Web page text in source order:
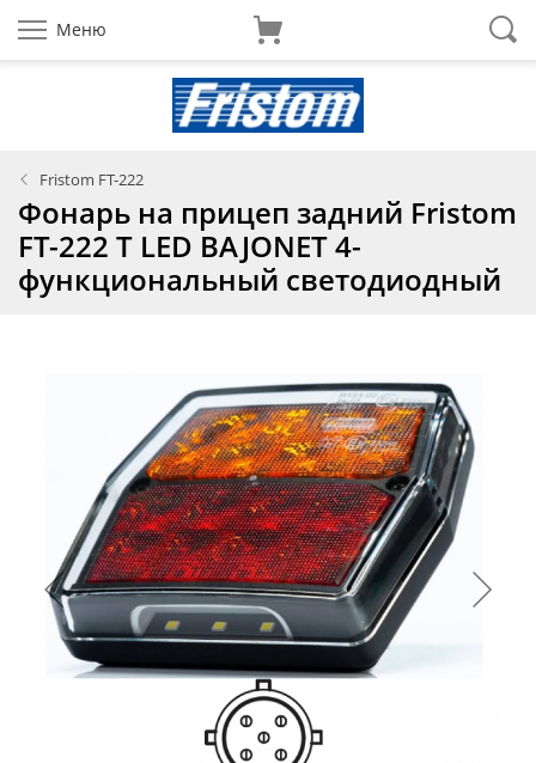
Меню
Fristom FT-222
Фонарь на прицеп задний Fristom
FT-222 T LED BAJONET 4-
функциональный светодиодный